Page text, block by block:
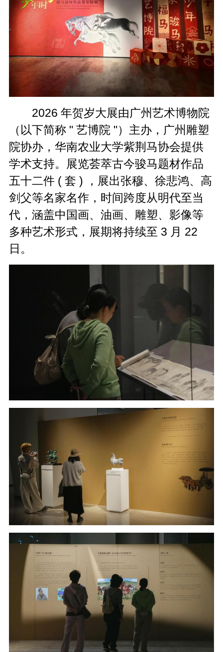
2026 年贺岁大展由广州艺术博物院
（以下简称 " 艺博院 "）主办，广州雕塑
院协办，华南农业大学紫荆马协会提供
学术支持。展览荟萃古今骏马题材作品
五十二件 ( 套 ) ，展出张穆、徐悲鸿、高
剑父等名家名作，时间跨度从明代至当
代，涵盖中国画、油画、雕塑、影像等
多种艺术形式，展期将持续至 3 月 22
日。